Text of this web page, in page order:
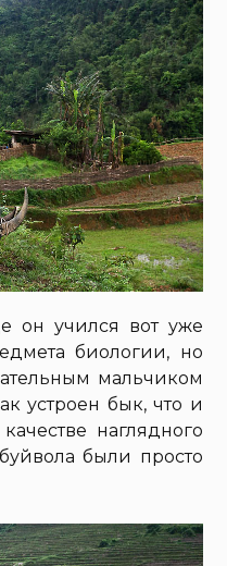
он учился вот уже
биологии, но
мальчиком
устроен бык, что и
наглядного
были просто